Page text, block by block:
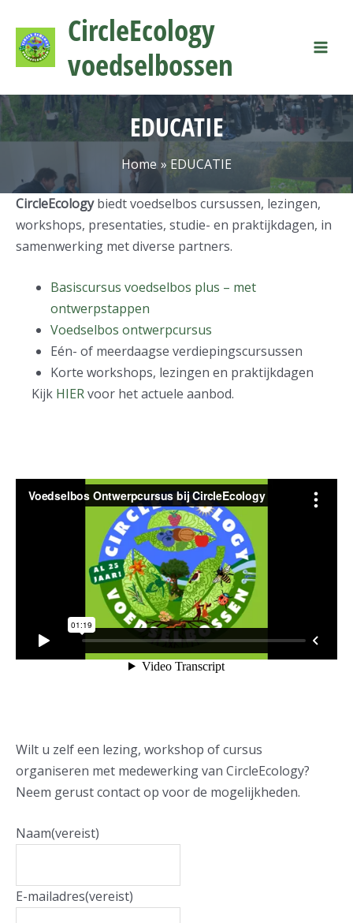
naar
CircleEcology
voedselbossen
EDUCATIE
Home EDUCATIE
CircleEcologybiedt voedselbos cursussen, lezingen,
workshops, presentaties, studie- en praktijkdagen, in
samenwerking met diverse partners.
Basiscursus voedselbos plus – met
ontwerpstappen
Voedselbos ontwerpcursus
Eén- of meerdaagse verdiepingscursussen
Korte workshops, lezingen en praktijkdagen
Kijk HIERvoor het actuele aanbod.
Wilt u zelf een lezing, workshop of cursus
organiseren met medewerking van CircleEcology?
Neem gerust contact op voor de mogelijkheden.
Naam(vereist)
E-mailadres(vereist)